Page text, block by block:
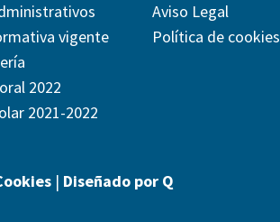
vigente
2022
2021-2022
Aviso Legal
Política de cookies
| Diseñado por Q